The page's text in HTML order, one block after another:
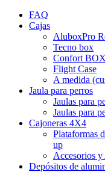
FAQ
Cajas
AluboxPro
Tecno box
Confort BOX
Flight Case
A medida
Jaula para perros
Jaulas para
Jaulas para
Cajoneras 4X4
Plataformas
up
Accesorios y
Depósitos de